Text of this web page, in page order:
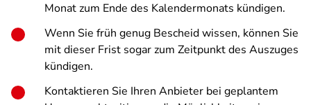
Monat zum Ende des Kalendermonats kündigen.
Wenn Sie früh genug Bescheid wissen, können Sie
mit dieser Frist sogar zum Zeitpunkt des Auszuges
kündigen.
Kontaktieren Sie Ihren Anbieter bei geplantem